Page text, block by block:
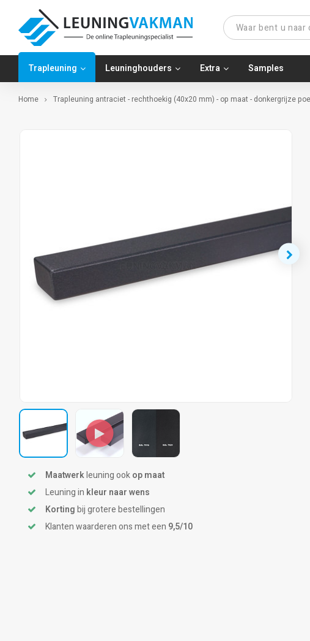
Trapleuning Leuninghouders Extra Samples
Home Trapleuning antraciet - rechthoekig (40x20 mm) - op maat - donkergrijze
Maatwerkleuning ookop maat
Leuning in kleur naar wens
Kortingbij grotere bestellingen
Klanten waarderen ons met een 9,5/10